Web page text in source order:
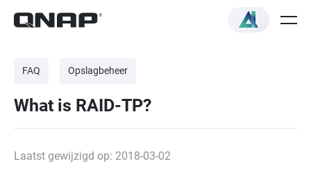
FAQ Opslagbeheer
What is RAID-TP?
Laatst gewijzigd op: 2018-03-02